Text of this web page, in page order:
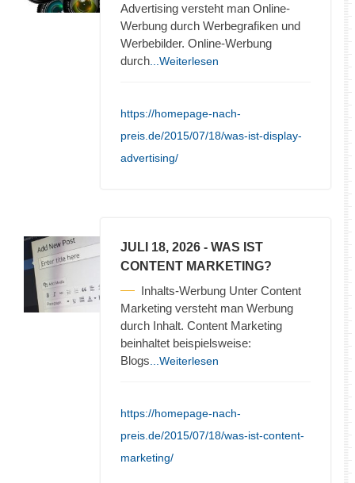
Advertising versteht man Online-
Werbung durch Werbegrafiken und
Werbebilder. Online-Werbung
durch ...Weiterlesen
https://homepage-nach-
preis.de/2015/07/18/was-ist-display-
advertising/
JULI 18, 2026 - WAS IST
CONTENT MARKETING?
Inhalts-Werbung Unter Content
Marketing versteht man Werbung
durch Inhalt. Content Marketing
beinhaltet beispielsweise:
Blogs ...Weiterlesen
https://homepage-nach-
preis.de/2015/07/18/was-ist-content-
marketing/